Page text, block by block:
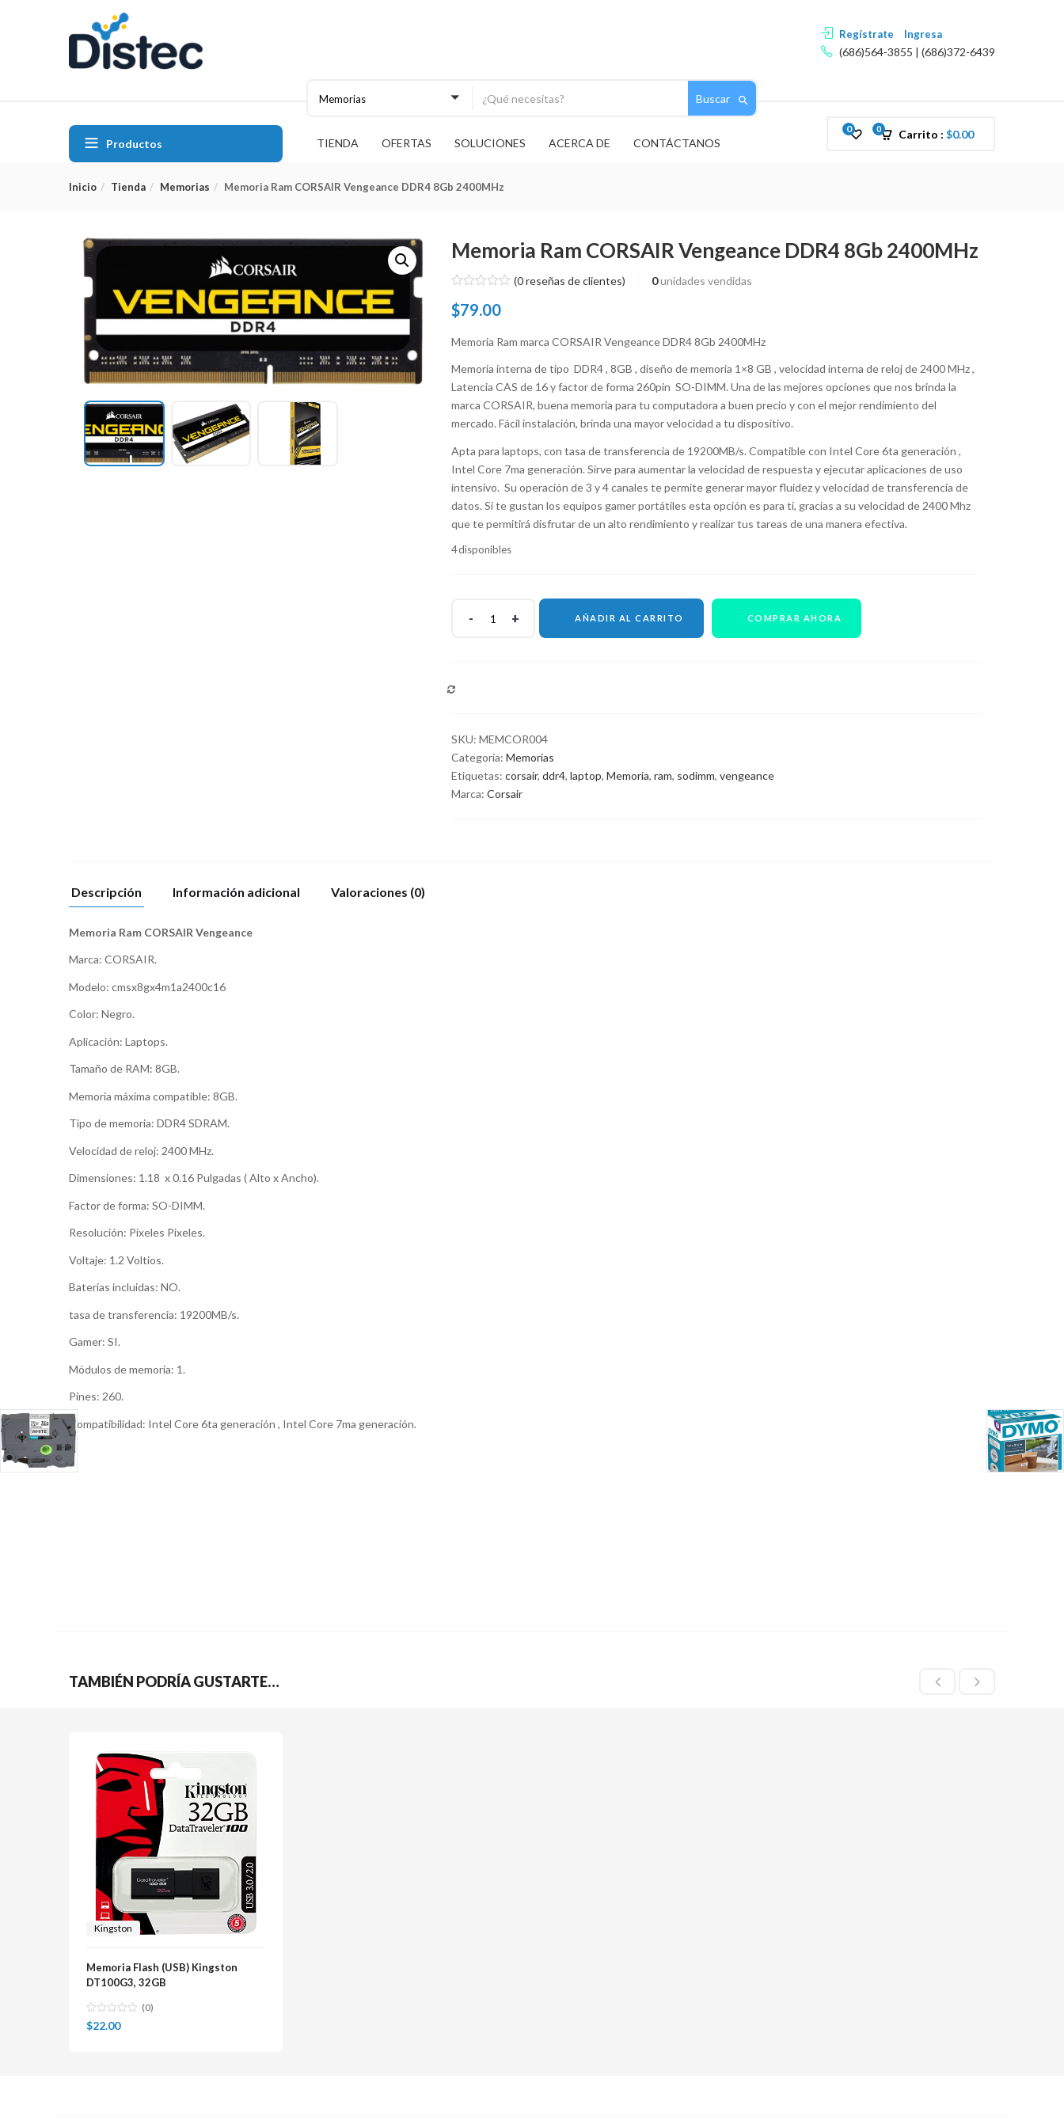
Regístrate Ingresa
(686)564-3855 | (686)372-6439
Memorias Buscar
Productos TIENDA OFERTAS SOLUCIONES ACERCA DE CONTÁCTANOS
Carrito : $0.00
0
0
Inicio Tienda Memorias Memoria Ram CORSAIR Vengeance DDR4 8Gb 2400MHz
Memoria Ram CORSAIR Vengeance DDR4 8Gb 2400MHz
(0reseñas de clientes) 0 unidades vendidas
$79.00
Memoria Ram marca CORSAIR Vengeance DDR4 8Gb 2400MHz
Memoria interna de tipo DDR4 , 8GB , diseño de memoria 1×8 GB , velocidad interna de reloj de 2400 MHz ,
Latencia CAS de 16 y factor de forma 260pin SO-DIMM. Una de las mejores opciones que nos brinda la
marca CORSAIR, buena memoria para tu computadora a buen precio y con el mejor rendimiento del
mercado. Fácil instalación, brinda una mayor velocidad a tu dispositivo.
Apta para laptops, con tasa de transferencia de 19200MB/s. Compatible con Intel Core 6ta generación ,
Intel Core 7ma generación. Sirve para aumentar la velocidad de respuesta y ejecutar aplicaciones de uso
intensivo. Su operación de 3 y 4 canales te permite generar mayor fluidez y velocidad de transferencia de
datos. Si te gustan los equipos gamer portátiles esta opción es para ti, gracias a su velocidad de 2400 Mhz
que te permitirá disfrutar de un alto rendimiento y realizar tus tareas de una manera efectiva.
4 disponibles
AÑADIR AL CARRITO COMPRAR AHORA
SKU: MEMCOR004
Categoría: Memorias
Etiquetas: corsair, ddr4, laptop, Memoria, ram, sodimm, vengeance
Marca: Corsair
Descripción Información adicional Valoraciones (0)
Memoria Ram CORSAIR Vengeance
Marca: CORSAIR.
Modelo: cmsx8gx4m1a2400c16
Color: Negro.
Aplicación: Laptops.
Tamaño de RAM: 8GB.
Memoria máxima compatible: 8GB.
Tipo de memoria: DDR4 SDRAM.
Velocidad de reloj: 2400 MHz.
Dimensiones: 1.18 x 0.16 Pulgadas ( Alto x Ancho).
Factor de forma: SO-DIMM.
Resolución: Pixeles Pixeles.
Voltaje: 1.2 Voltios.
Baterías incluidas: NO.
tasa de transferencia: 19200MB/s.
Gamer: SI.
Módulos de memoria: 1.
Pines: 260.
Compatibilidad: Intel Core 6ta generación , Intel Core 7ma generación.
TAMBIÉN PODRÍA GUSTARTE…
Kingston
Memoria Flash (USB) Kingston
DT100G3, 32GB
(0)
$22.00